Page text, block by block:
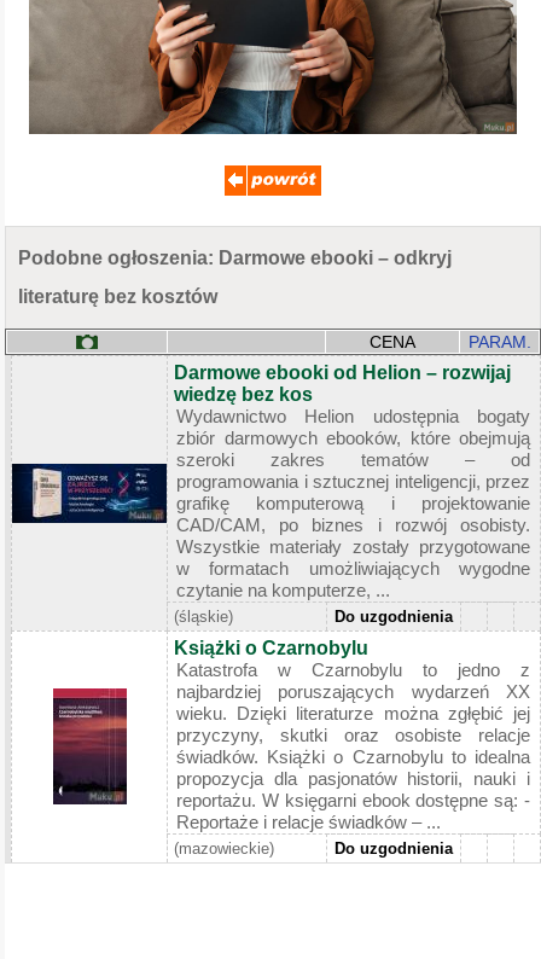
Podobne ogłoszenia: Darmowe ebooki – odkryj
literaturę bez kosztów
CENA PARAM.
Darmowe ebooki od Helion – rozwijaj
wiedzę bez kos
Wydawnictwo Helion udostępnia bogaty
zbiór darmowych ebooków, które obejmują
szeroki zakres tematów – od
programowania i sztucznej inteligencji, przez
grafikę komputerową i projektowanie
CAD/CAM, po biznes i rozwój osobisty.
Wszystkie materiały zostały przygotowane
w formatach umożliwiających wygodne
czytanie na komputerze, ...
(śląskie) Do uzgodnienia
Książki o Czarnobylu
Katastrofa w Czarnobylu to jedno z
najbardziej poruszających wydarzeń XX
wieku. Dzięki literaturze można zgłębić jej
przyczyny, skutki oraz osobiste relacje
świadków. Książki o Czarnobylu to idealna
propozycja dla pasjonatów historii, nauki i
reportażu. W księgarni ebook dostępne są: -
Reportaże i relacje świadków – ...
(mazowieckie) Do uzgodnienia